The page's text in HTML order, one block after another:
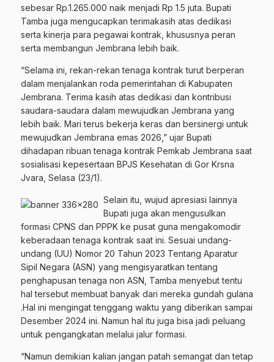
sebesar Rp.1.265.000 naik menjadi Rp 1.5 juta. Bupati
Tamba juga mengucapkan terimakasih atas dedikasi
serta kinerja para pegawai kontrak, khususnya peran
serta membangun Jembrana lebih baik.
“Selama ini, rekan-rekan tenaga kontrak turut berperan
dalam menjalankan roda pemerintahan di Kabupaten
Jembrana. Terima kasih atas dedikasi dan kontribusi
saudara-saudara dalam mewujudkan Jembrana yang
lebih baik. Mari terus bekerja keras dan bersinergi untuk
mewujudkan Jembrana emas 2026,” ujar Bupati
dihadapan ribuan tenaga kontrak Pemkab Jembrana saat
sosialisasi kepesertaan BPJS Kesehatan di Gor Krsna
Jvara, Selasa (23/1).
Selain itu, wujud apresiasi lainnya
Bupati juga akan mengusulkan
formasi CPNS dan PPPK ke pusat guna mengakomodir
keberadaan tenaga kontrak saat ini. Sesuai undang-
undang (UU) Nomor 20 Tahun 2023 Tentang Aparatur
Sipil Negara (ASN) yang mengisyaratkan tentang
penghapusan tenaga non ASN, Tamba menyebut tentu
hal tersebut membuat banyak dari mereka gundah gulana
.Hal ini mengingat tenggang waktu yang diberikan sampai
Desember 2024 ini. Namun hal itu juga bisa jadi peluang
untuk pengangkatan melalui jalur formasi.
“Namun demikian kalian jangan patah semangat dan tetap